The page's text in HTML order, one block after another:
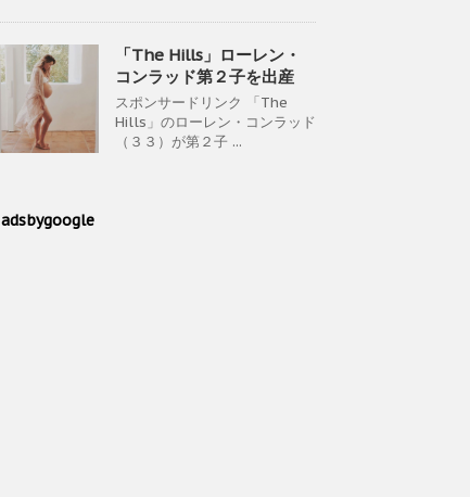
「The Hills」ローレン・
コンラッド第２子を出産
スポンサードリンク 「The
Hills」のローレン・コンラッド
（３３）が第２子 ...
adsbygoogle